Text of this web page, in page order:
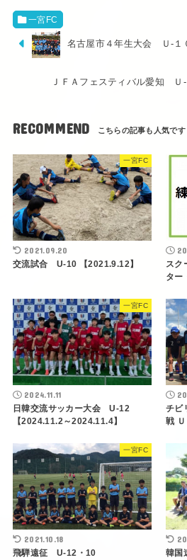
一宮FC
名古屋市４年生大会 Ｕ-１
ＪＦＡフェスティバル愛知
RECOMMEND
一宮FC
2021.09.20
交流試合 U-10 【2021.9.12】
スク
ター
一宮FC
2024.11.11
日韓交流サッカー大会 U-12
【2024.11.2～2024.11.4】
チビ
戦 Ｕ
一宮FC
2021.10.18
飛騨遠征 U-12・10
韓国